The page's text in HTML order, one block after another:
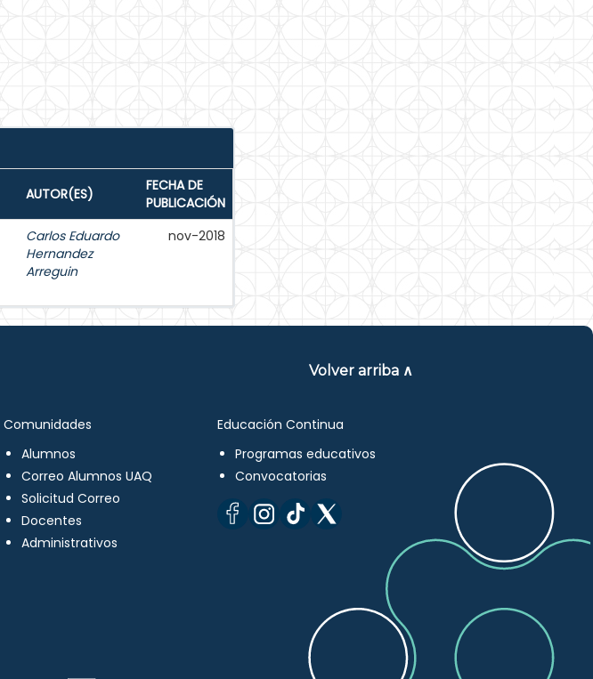
AUTOR(ES)
FECHA DE
PUBLICACIÓN
Carlos Eduardo
Hernandez
Arreguin
nov-2018
Volver arriba ∧
Comunidades
Alumnos
Correo Alumnos UAQ
Solicitud Correo
Docentes
Administrativos
Educación Continua
Programas educativos
Convocatorias